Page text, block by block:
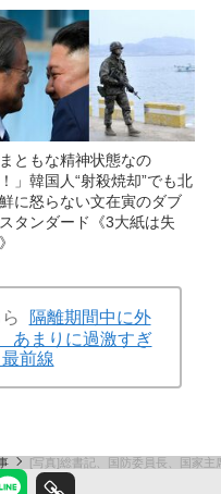
まともな精神状態なの
」韓国人“射殺焼却”でも北
に怒らない文在寅のダブ
タンダード《3大紙は失
隔離期間中に外
あまりに過激すぎ
前線
[写真]総書記、国防委員長、国家